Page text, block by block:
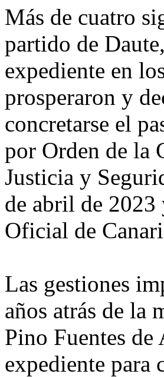
Más de cuatro
partido de
expediente en
prosperaron y
concretarse el
por Orden de la
Justicia y
de abril de
Oficial de
Las gestiones
años atrás de la
Pino Fuentes
expediente para